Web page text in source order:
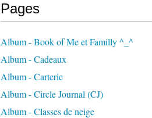
Pages
Album - Book of Me et Familly ^_^
Album - Cadeaux
Album - Carterie
Album - Circle Journal (CJ)
Album - Classes de neige